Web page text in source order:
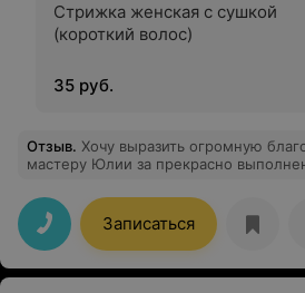
Стрижка женская с сушкой
(короткий волос)
35 руб.
Отзыв. Хочу выразить огромную
мастеру Юлии за прекрасно
моим пожеланиям. Как мастер, она
профессионал, могу с полной
рекомендовать ее всем, кто ищет
Записаться